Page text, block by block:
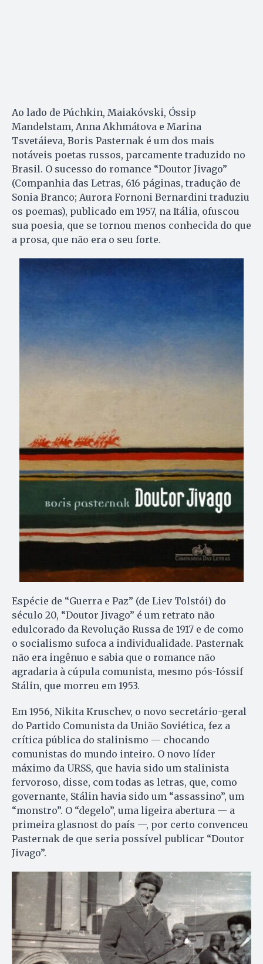
Ao lado de Púchkin, Maiakóvski, Óssip
Mandelstam, Anna Akhmátova e Marina
Tsvetáieva, Boris Pasternak é um dos mais
notáveis poetas russos, parcamente traduzido no
Brasil. O sucesso do romance “Doutor Jivago”
(Companhia das Letras, 616 páginas, tradução de
Sonia Branco; Aurora Fornoni Bernardini traduziu
os poemas), publicado em 1957, na Itália, ofuscou
sua poesia, que se tornou menos conhecida do que
a prosa, que não era o seu forte.
Espécie de “Guerra e Paz” (de Liev Tolstói) do
século 20, “Doutor Jivago” é um retrato não
edulcorado da Revolução Russa de 1917 e de como
o socialismo sufoca a individualidade. Pasternak
não era ingênuo e sabia que o romance não
agradaria à cúpula comunista, mesmo pós-Ióssif
Stálin, que morreu em 1953.
Em 1956, Nikita Kruschev, o novo secretário-geral
do Partido Comunista da União Soviética, fez a
crítica pública do stalinismo — chocando
comunistas do mundo inteiro. O novo líder
máximo da URSS, que havia sido um stalinista
fervoroso, disse, com todas as letras, que, como
governante, Stálin havia sido um “assassino”, um
“monstro”. O “degelo”, uma ligeira abertura — a
primeira glasnost do país —, por certo convenceu
Pasternak de que seria possível publicar “Doutor
Jivago”.